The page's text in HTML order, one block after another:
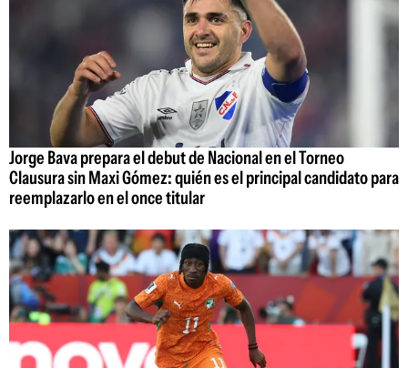
Jorge Bava prepara el debut de Nacional en el Torneo
Clausura sin Maxi Gómez: quién es el principal candidato para
reemplazarlo en el once titular